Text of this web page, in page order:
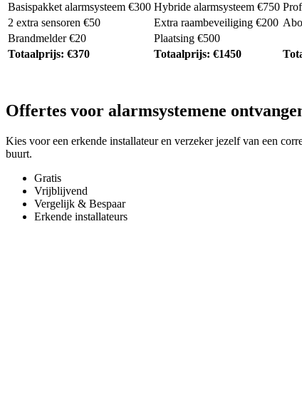
Basispakket alarmsysteem €300 Hybride alarmsysteem €750
2 extra sensoren €50
Extra raambeveiliging €200
Brandmelder €20
Plaatsing €500
Totaalprijs: €370
Totaalprijs: €1450
Offertes voor alarmsystemene
Kies voor een erkende installateur en verzeker jezelf van een
buurt.
Gratis
Vrijblijvend
Vergelijk & Bespaar
Erkende installateurs